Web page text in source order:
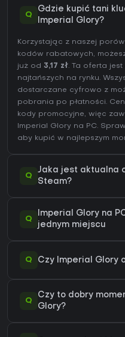
Q
Gdzie kupić tani
Imperial Glory?
Korzystając z naszej
kodów rabatowych,
już od 3,17 zł. Ta oferta
najtańszych na rynku.
dostarczane cyfrowo z
pobrania po płatności.
kody promocyjne, więc
Imperial Glory na PC.
aby kupić w najlepszym
Q
Jaka jest aktualna
Steam?
Q
Imperial Glory na
jednym miejscu
Q Czy Imperial Glory
Q
Czy to dobry
Glory?